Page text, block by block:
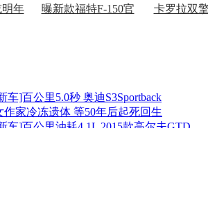
年
曝新款福特F-150官
卡罗拉双
斗
车模美腿爆乳无惧
走光
车]百公里5.0秒 奥迪S3Sportback
作家冷冻遗体 等50年后起死回生
车]百公里油耗4.1L 2015款高尔夫GTD